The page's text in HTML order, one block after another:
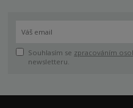
Souhlasím se zpracováním
newsletteru.